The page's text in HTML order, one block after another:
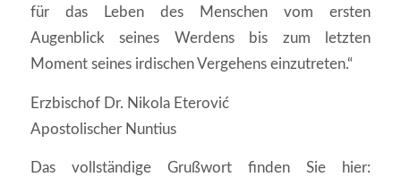
für das Leben des Menschen vom ersten
Augenblick seines Werdens bis zum letzten
Moment seines irdischen Vergehens einzutreten.“
Erzbischof Dr. Nikola Eterović
Apostolischer Nuntius
Das vollständige Grußwort finden Sie hier: